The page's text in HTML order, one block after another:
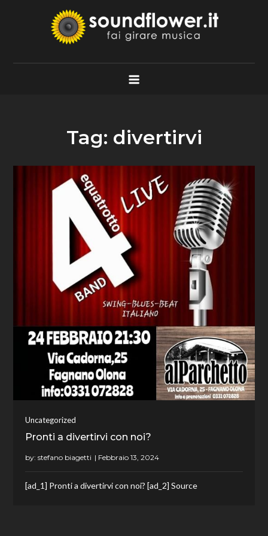
Soundflower.it
Fai Girare Musica
Tag: divertirvi
Uncategorized
Pronti a divertirvi con noi?
by:stefano biagetti
[ad_1] Pronti a divertirvi con noi? [ad_2] Source